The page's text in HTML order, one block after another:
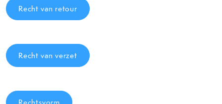
Recht van retour
Recht van verzet